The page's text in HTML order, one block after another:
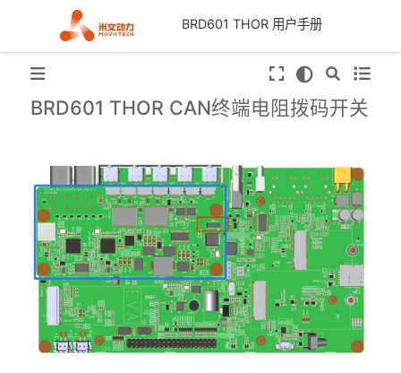
BRD601 THOR 用户手册
BRD601 THOR CAN终端电阻拨码开关